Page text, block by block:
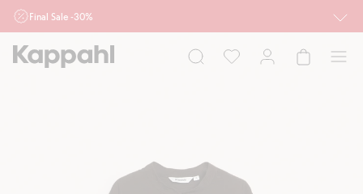
Final Sale -30%
działu outlet do 10.8 w sklepach Kappahl i Newbie oraz na kappahl.com. Ofert
nie łączymy